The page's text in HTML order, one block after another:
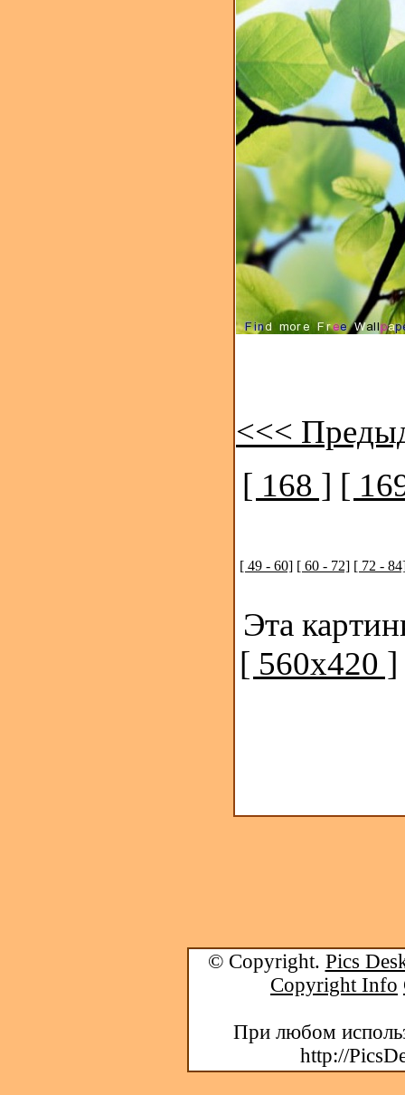
<<<
[ 168 ] [
[ 49 - 60] [ 60 - 72] [ 72 -
Эта
[ 560x420 ]
© Copyright. Pics
Copyright Info
При любом
http://